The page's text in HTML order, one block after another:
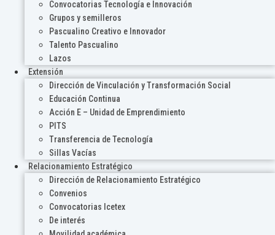
Convocatorias Tecnología e Innovación
Grupos y semilleros
Pascualino Creativo e Innovador
Talento Pascualino
Lazos
Extensión
Dirección de Vinculación y Transformación Social
Educación Continua
Acción E – Unidad de Emprendimiento
PITS
Transferencia de Tecnología
Sillas Vacías
Relacionamiento Estratégico
Dirección de Relacionamiento Estratégico
Convenios
Convocatorias Icetex
De interés